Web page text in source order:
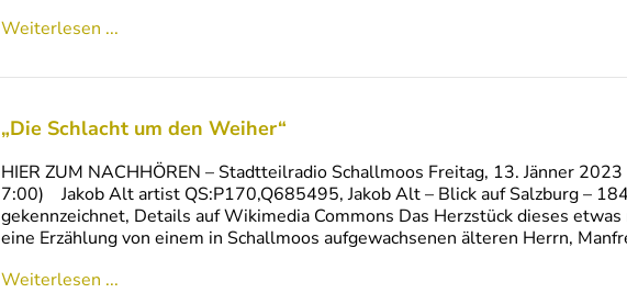
Weiterlesen ...
„Die Schlacht um den Weiher“
HIER ZUM NACHHÖREN – Stadtteilradio Schallmoos Freitag, 13. Jänner
7:00) ‪ Jakob Alt artist QS:P170,Q685495‬, Jakob Alt – Blick auf Salzburg –
gekennzeichnet, Details auf Wikimedia Commons Das Herzstück dieses
eine Erzählung von einem in Schallmoos aufgewachsenen älteren Herrn,
Weiterlesen ...